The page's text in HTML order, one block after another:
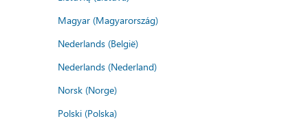
Magyar (Magyarország)
Nederlands (België)
Nederlands (Nederland)
Norsk (Norge)
Polski (Polska)